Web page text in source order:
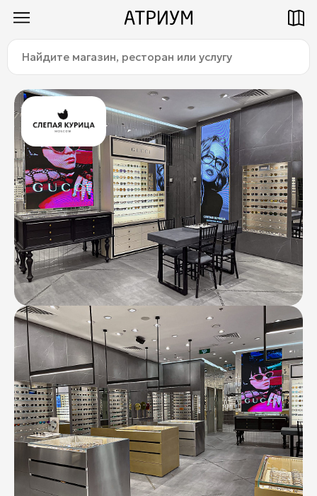
Как добраться Паркинг
Магазины
Еда
Услуги
Детям
О торговом центре
Контакты
Ваканcии
Заявка на аренду
Рекламные услуги
Контакты
+7 (495) 970-15-55
Найдите
магазин,
ресторан
или
услугу:
Title